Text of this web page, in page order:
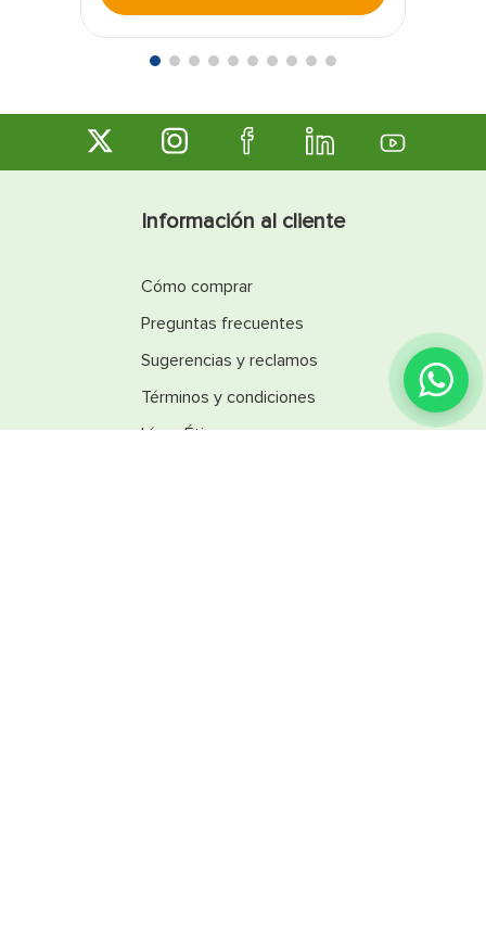
Información al cliente
Cómo comprar
Preguntas frecuentes
Sugerencias y reclamos
Términos y condiciones
Línea Ética